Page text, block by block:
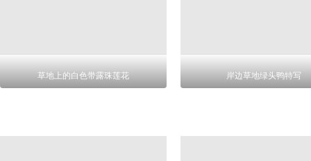
草地上的白色带露珠莲花 岸边草地绿头鸭特写